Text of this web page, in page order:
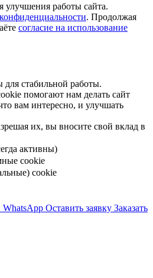
улучшения работы сайта.
. Продолжая
согласие на использование
стабильной работы.
помогают нам делать сайт
вам интересно, и улучшать
их, вы вносите свой вклад в
активны)
cookie
cookie
Оставить заявку Заказать